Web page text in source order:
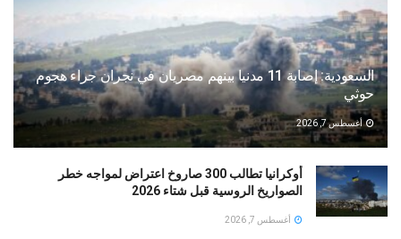
السعودية: إصابة 11 مدنيا بينهم مصريان في نجران جراء هجوم
حوثي
أغسطس 7, 2026
أوكرانيا تطالب 300 صاروخ اعتراض لمواجه خطر
الصواريخ الروسية قبل شتاء 2026
أغسطس 7, 2026